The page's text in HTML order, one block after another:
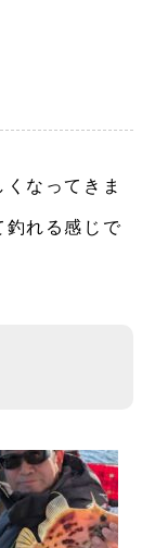
なってきま
釣れる感じで